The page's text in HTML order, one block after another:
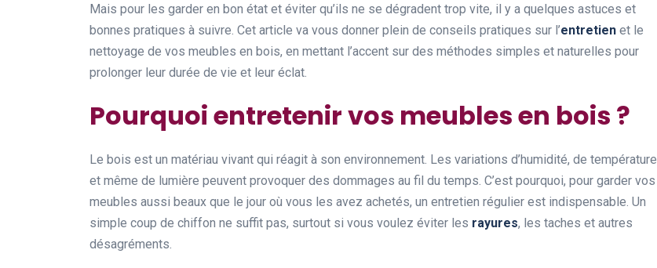
Mais pour les garder en bon état et éviter qu’ils ne se dégradent trop vite, il y a quelques astuces et
bonnes pratiques à suivre. Cet article va vous donner plein de conseils pratiques sur l’entretien et le
nettoyage de vos meubles en bois, en mettant l’accent sur des méthodes simples et naturelles pour
prolonger leur durée de vie et leur éclat.
Pourquoi entretenir vos meubles en bois ?
Le bois est un matériau vivant qui réagit à son environnement. Les variations d’humidité, de température
et même de lumière peuvent provoquer des dommages au fil du temps. C’est pourquoi, pour garder vos
meubles aussi beaux que le jour où vous les avez achetés, un entretien régulier est indispensable. Un
simple coup de chiffon ne suffit pas, surtout si vous voulez éviter les rayures, les taches et autres
désagréments.